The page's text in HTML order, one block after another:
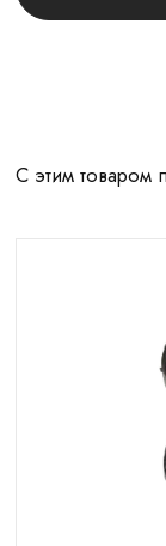
С этим товаром